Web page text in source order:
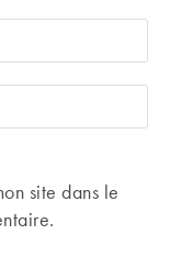
site dans le